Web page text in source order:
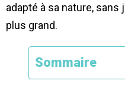
adapté à sa nature, sans
plus grand.
Sommaire